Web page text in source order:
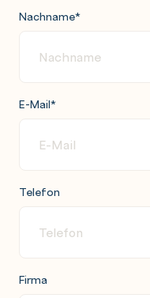
Nachname*
E-Mail*
Telefon
Firma